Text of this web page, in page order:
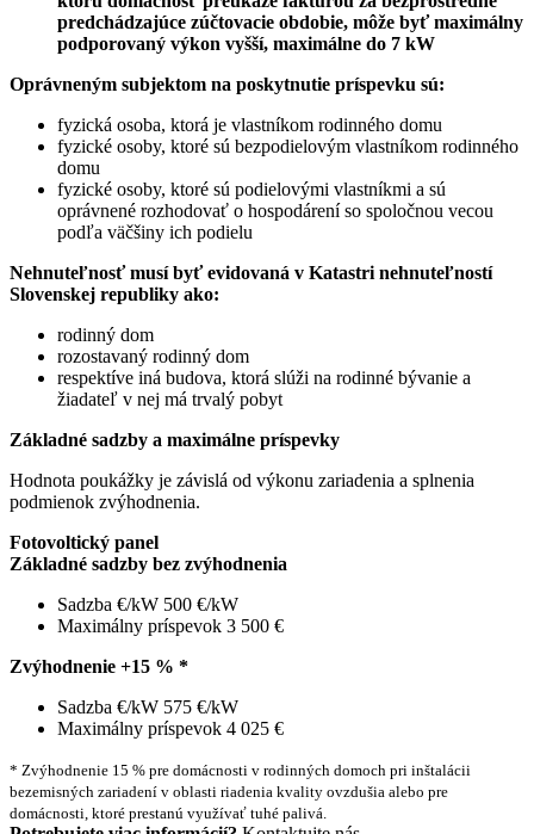
predchádzajúce zúčtovacie obdobie, môže byť maximálny
podporovaný výkon vyšší, maximálne do 7 kW
Oprávneným subjektom na poskytnutie príspevku sú:
fyzická osoba, ktorá je vlastníkom rodinného domu
fyzické osoby, ktoré sú bezpodielovým vlastníkom rodinného
domu
fyzické osoby, ktoré sú podielovými vlastníkmi a sú
oprávnené rozhodovať o hospodárení so spoločnou vecou
podľa väčšiny ich podielu
Nehnuteľnosť musí byť evidovaná v Katastri nehnuteľností
Slovenskej republiky ako:
rodinný dom
rozostavaný rodinný dom
respektíve iná budova, ktorá slúži na rodinné bývanie a
žiadateľ v nej má trvalý pobyt
Základné sadzby a maximálne príspevky
Hodnota poukážky je závislá od výkonu zariadenia a splnenia
podmienok zvýhodnenia.
Fotovoltický panel
Základné sadzby bez zvýhodnenia
Sadzba €/kW 500 €/kW
Maximálny príspevok 3 500 €
Zvýhodnenie +15 % *
Sadzba €/kW 575 €/kW
Maximálny príspevok 4 025 €
* Zvýhodnenie 15 % pre domácnosti v rodinných domoch pri inštalácii
bezemisných zariadení v oblasti riadenia kvality ovzdušia alebo pre
domácnosti, ktoré prestanú využívať tuhé palivá.